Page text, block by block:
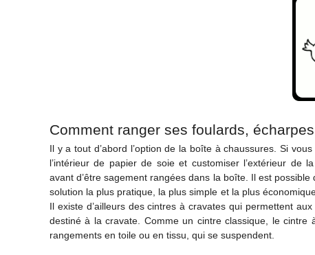
Comment ranger ses foulards,
Il y a tout d’abord l’option de la boîte à chaussures. Si
l’intérieur de papier de soie et customiser l’extérieur de
avant d’être sagement rangées dans la boîte. Il est
solution la plus pratique, la plus simple et la plus
Il existe d’ailleurs des cintres à cravates qui permettent
destiné à la cravate. Comme un cintre classique, le
rangements en toile ou en tissu, qui se suspendent.